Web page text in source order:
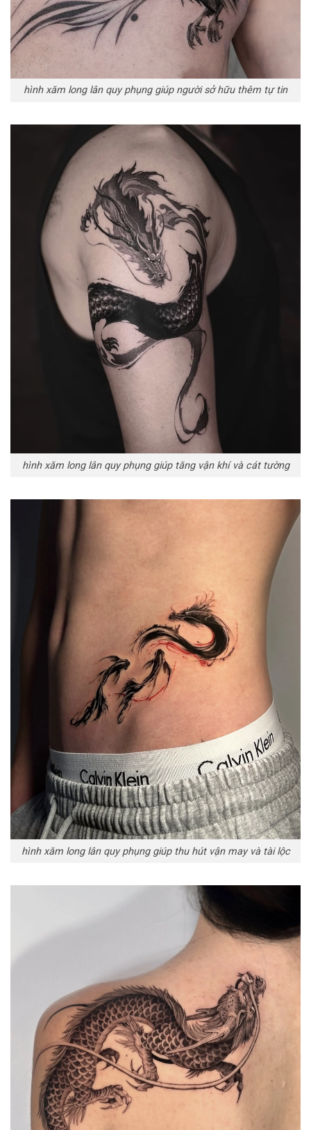
hình xăm long lân quy phụng giúp người sở hữu thêm tự tin
hình xăm long lân quy phụng giúp tăng vận khí và cát tường
hình xăm long lân quy phụng giúp thu hút vận may và tài lộc